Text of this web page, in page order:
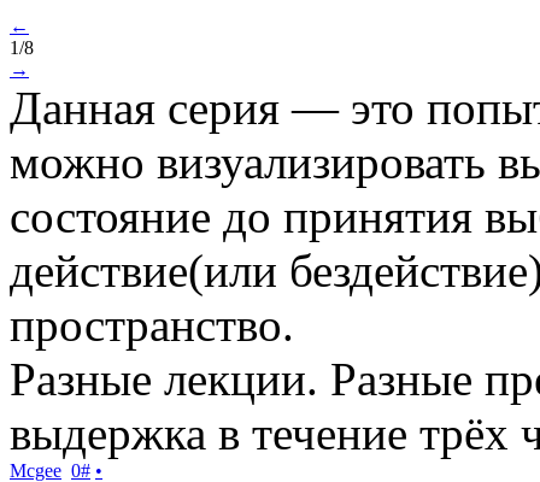
←
1/8
→
Данная серия — это
можно визуализировать
состояние до принятия
действие(или
пространство.
Разные лекции. Разные
выдержка в течение трёх
Mcgee 0# •